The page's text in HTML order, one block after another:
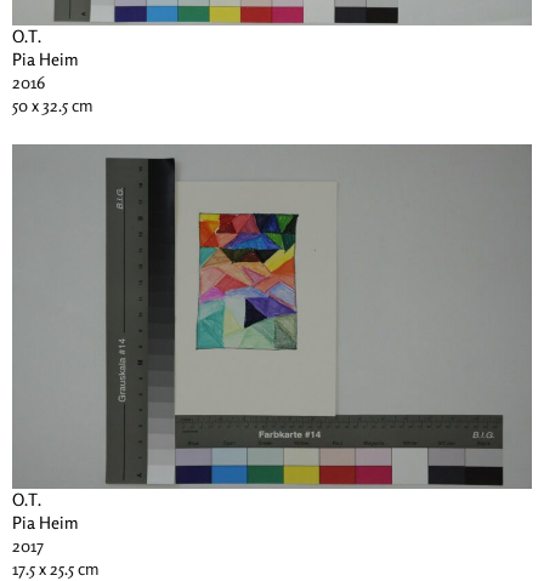
O.T.
Pia Heim
2016
50 x 32.5 cm
O.T.
Pia Heim
2017
17.5 x 25.5 cm